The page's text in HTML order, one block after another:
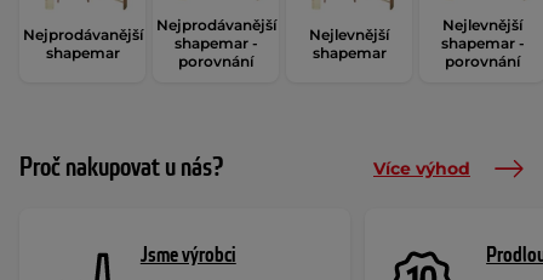
Nejprodávanější
shapemar
Nejprodávanější
shapemar -
porovnání
Nejlevnější
shapemar
Nejlevnější
shapemar -
porovnání
Proč nakupovat u nás? Více výhod
Jsme výrobci